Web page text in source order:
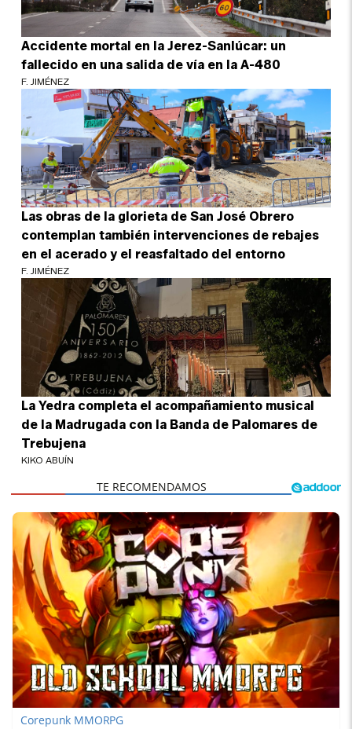
Accidente mortal en la Jerez-Sanlúcar: un
fallecido en una salida de vía en la A-480
F. JIMÉNEZ
Las obras de la glorieta de San José Obrero
contemplan también intervenciones de rebajes
en el acerado y el reasfaltado del entorno
F. JIMÉNEZ
La Yedra completa el acompañamiento musical
de la Madrugada con la Banda de Palomares de
Trebujena
KIKO ABUÍN
Corepunk MMORPG